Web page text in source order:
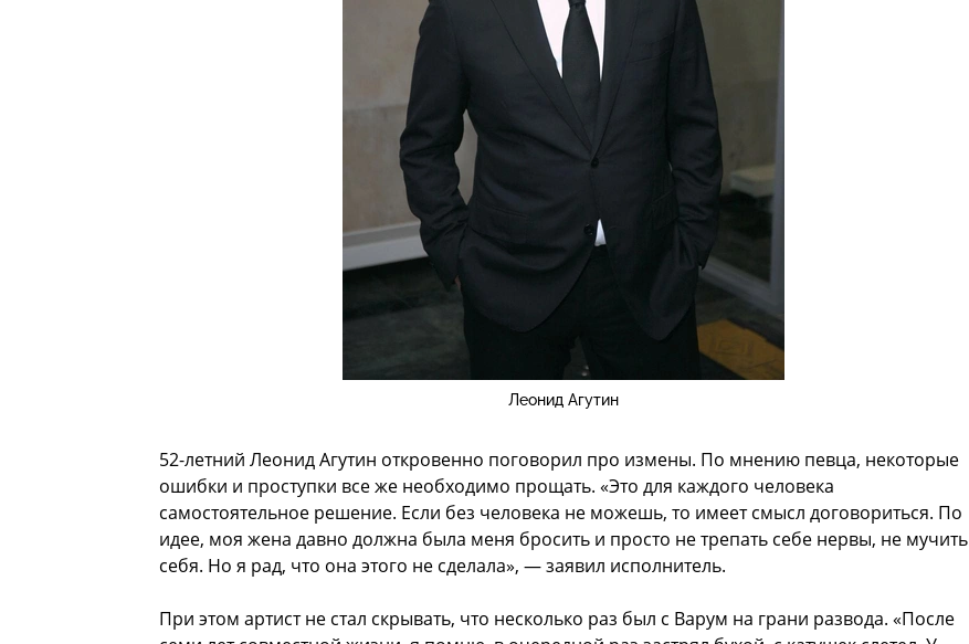
Леонид Агутин
52-летний Леонид Агутин откровенно поговорил про измены. По мнению певца, некоторые
ошибки и проступки все же необходимо прощать. «Это для каждого человека
самостоятельное решение. Если без человека не можешь, то имеет смысл договориться. По
идее, моя жена давно должна была меня бросить и просто не трепать себе нервы, не мучить
себя. Но я рад, что она этого не сделала», — заявил исполнитель.
При этом артист не стал скрывать, что несколько раз был с Варум на грани развода. «После